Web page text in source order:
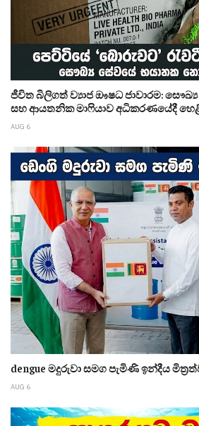
ජීවිත බිලිගත් ව්‍යාජ ඖෂධ ජාවාරම:
සහ ආයතනික මාෆියාව අධිකරණයේදී
AUG 6
dengue මදුරුවා සමග පැමිණි ඉන්දීය
AUG 6